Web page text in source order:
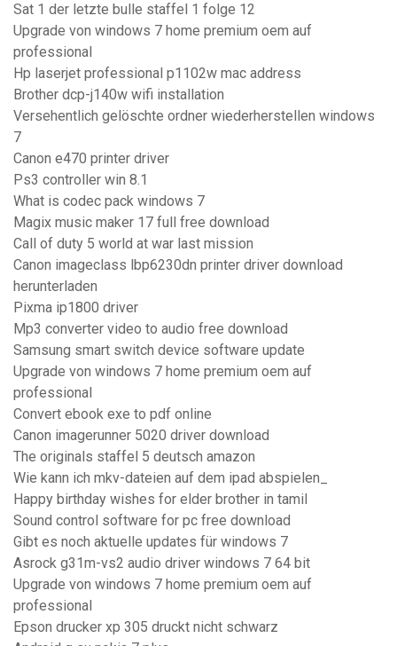
Sat 1 der letzte bulle staffel 1 folge 12
Upgrade von windows 7 home premium oem auf
professional
Hp laserjet professional p1102w mac address
Brother dcp-j140w wifi installation
Versehentlich gelöschte ordner wiederherstellen windows
7
Canon e470 printer driver
Ps3 controller win 8.1
What is codec pack windows 7
Magix music maker 17 full free download
Call of duty 5 world at war last mission
Canon imageclass lbp6230dn printer driver download
herunterladen
Pixma ip1800 driver
Mp3 converter video to audio free download
Samsung smart switch device software update
Upgrade von windows 7 home premium oem auf
professional
Convert ebook exe to pdf online
Canon imagerunner 5020 driver download
The originals staffel 5 deutsch amazon
Wie kann ich mkv-dateien auf dem ipad abspielen_
Happy birthday wishes for elder brother in tamil
Sound control software for pc free download
Gibt es noch aktuelle updates für windows 7
Asrock g31m-vs2 audio driver windows 7 64 bit
Upgrade von windows 7 home premium oem auf
professional
Epson drucker xp 305 druckt nicht schwarz